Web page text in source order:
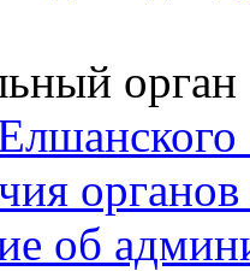
орган
органов
об